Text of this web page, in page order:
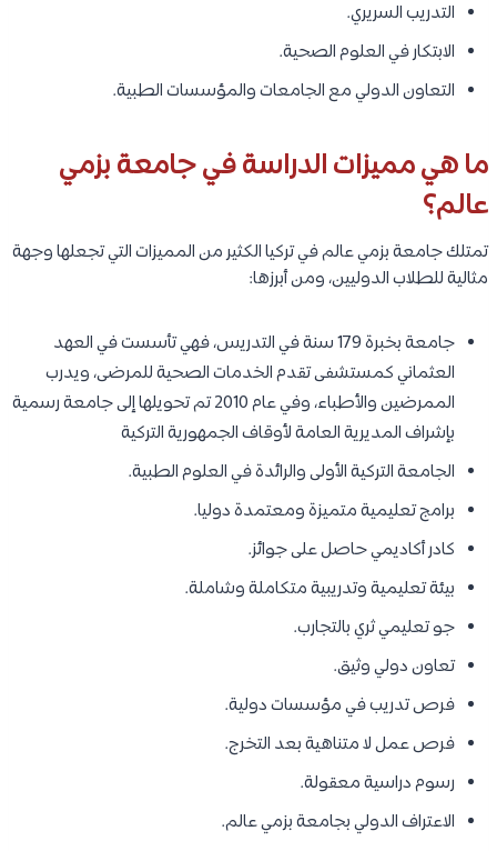
التدريب السريري.
الابتكار في العلوم الصحية.
التعاون الدولي مع الجامعات والمؤسسات الطبية.
ما هي مميزات الدراسة في جامعة بزمي
عالم؟
تمتلك جامعة بزمي عالم في تركيا الكثير من المميزات التي تجعلها وجهة
مثالية للطلاب الدوليين، ومن أبرزها:
جامعة بخبرة 179 سنة في التدريس، فهي تأسست في العهد
العثماني كمستشفى تقدم الخدمات الصحية للمرضى، ويدرب
الممرضين والأطباء، وفي عام 2010 تم تحويلها إلى جامعة رسمية
بإشراف المديرية العامة لأوقاف الجمهورية التركية
الجامعة التركية الأولى والرائدة في العلوم الطبية.
برامج تعليمية متميزة ومعتمدة دوليا.
كادر أكاديمي حاصل على جوائز.
بيئة تعليمية وتدريبية متكاملة وشاملة.
جو تعليمي ثري بالتجارب.
تعاون دولي وثيق.
فرص تدريب في مؤسسات دولية.
فرص عمل لا متناهية بعد التخرج.
رسوم دراسية معقولة.
الاعتراف الدولي بجامعة بزمي عالم.